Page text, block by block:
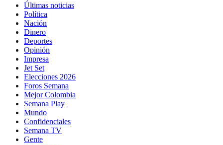
Últimas noticias
Política
Nación
Dinero
Deportes
Opinión
Impresa
Jet Set
Elecciones 2026
Foros Semana
Mejor Colombia
Semana Play
Mundo
Confidenciales
Semana TV
Gente